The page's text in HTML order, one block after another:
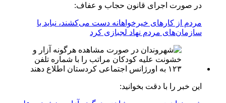
در صورت اجرای قانون حجاب و عفاف:
مردم از کارهای خیرخواهانه دست می‌کشند، نباید با
سازمان‌های مردم نهاد لجبازی کرد
این خبر را با دقت بخوانید: